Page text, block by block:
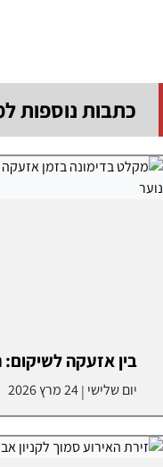
כתבות
בין אזעקה
יום שלישי |24 מרץ 2026